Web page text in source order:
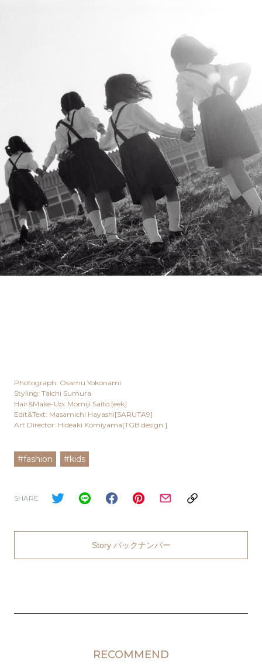
Photograph: Osamu Yokonami
Styling: Taichi Sumura
Hair&Make-Up: Momiji Saito [eek]
Edit&Text: Masamichi Hayashi[SARUTA9]
Art Director: Hideaki Komiyama[TGB design.]
#fashion #kids
SHARE
Story バックナンバー
RECOMMEND